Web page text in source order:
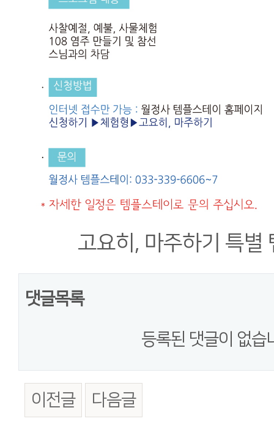
고요히, 마주하기 특별
댓글목록
등록된 댓글이 없습
이전글 다음글